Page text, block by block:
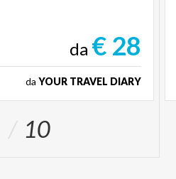
da € 28
da YOUR TRAVEL DIARY
10